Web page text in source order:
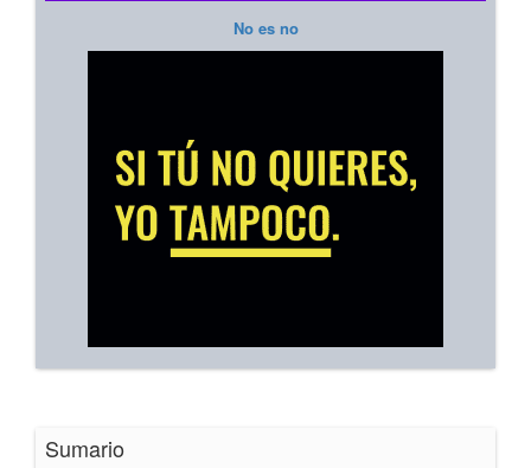
No es no
Sumario